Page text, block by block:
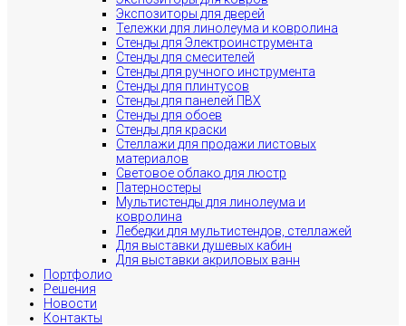
Экспозиторы для дверей
Тележки для линолеума и ковролина
Стенды для Электроинструмента
Стенды для смесителей
Стенды для ручного инструмента
Стенды для плинтусов
Стенды для панелей ПВХ
Стенды для обоев
Стенды для краски
Стеллажи для продажи листовых
материалов
Световое облако для люстр
Патерностеры
Мультистенды для линолеума и
ковролина
Лебедки для мультистендов, стеллажей
Для выставки душевых кабин
Для выставки акриловых ванн
Портфолио
Решения
Новости
Контакты